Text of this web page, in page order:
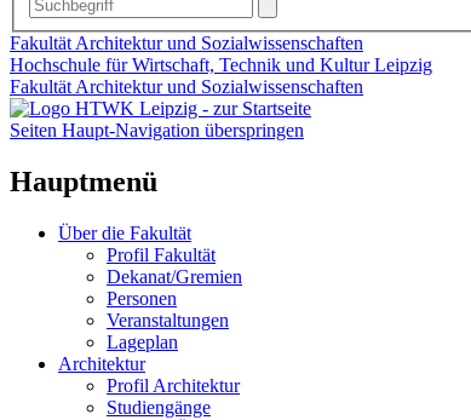
Fakultät Architektur und Sozialwissenschaften
Hochschule für Wirtschaft, Technik und Kultur Leipzig
Fakultät Architektur und Sozialwissenschaften
Seiten Haupt-Navigation überspringen
Hauptmenü
Über die Fakultät
Profil Fakultät
Dekanat/Gremien
Personen
Veranstaltungen
Lageplan
Architektur
Profil Architektur
Studiengänge